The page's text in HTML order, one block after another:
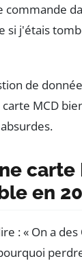
commande
si j'étais
de
MCD
carte
en
: « On a